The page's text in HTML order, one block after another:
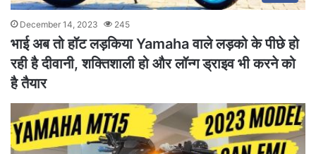
December 14, 2023 245
भाई अब तो हॉट लड़किया Yamaha वाले लड़को के पीछे हो
रही है दीवानी, शक्तिशाली हो और लॉन्ग ड्राइव भी करने को
है तैयार